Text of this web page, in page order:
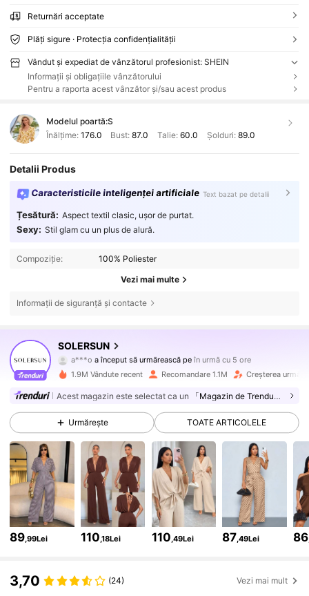
Returnări acceptate
Plăți sigure · Protecția confidențialității
Vândut și expediat de vânzătorul profesionist: SHEIN
Informații și obligațiile vânzătorului
Pentru a raporta acest vânzător și/sau acest produs
Modelul poartă:S
Înălțime: 176.0 Bust:87.0 Talie: 60.0 Șolduri: 89.0
Detalii Produs
Caracteristicile inteligenței artificiale Text bazat pe detalii
Țesătură: Aspect textil clasic, ușor de purtat.
Sexy: Stil glam cu un plus de alură.
Compoziție: 100% Poliester
Vezi mai multe
Informații de siguranță și contacte
SOLERSUN
a***oa început să urmărească pe
T***e navighează
4,80
626K Urmăritori
4,80 626K Urmăritori
4,80 626K Urmăritori
4,80 626K Urmăritori
1.9M Vândute recent Recomandare 1.1M Creșterea
Acest magazin este selectat ca un 「Magazin de Trenduri」
Urmărește TOATE ARTICOLELE
89 ,99Lei 110 ,18Lei 110 ,49Lei 87 ,49Lei 86
3,70 (24) Vezi mai mult